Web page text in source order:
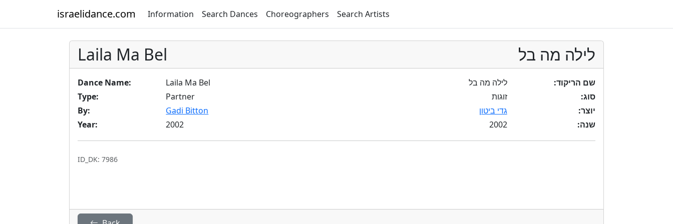
israelidance.com Information Search Dances Choreographers Search Artists
Laila Ma Bel לילה מה בל
Dance Name:
Laila Ma Bel
Type:
Partner
By:
Gadi Bitton
Year:
2002
שם הריקוד:
לילה מה בל
סוג:
זוגות
יוצר:
גדי ביטון
שנה:
2002
ID_DK: 7986